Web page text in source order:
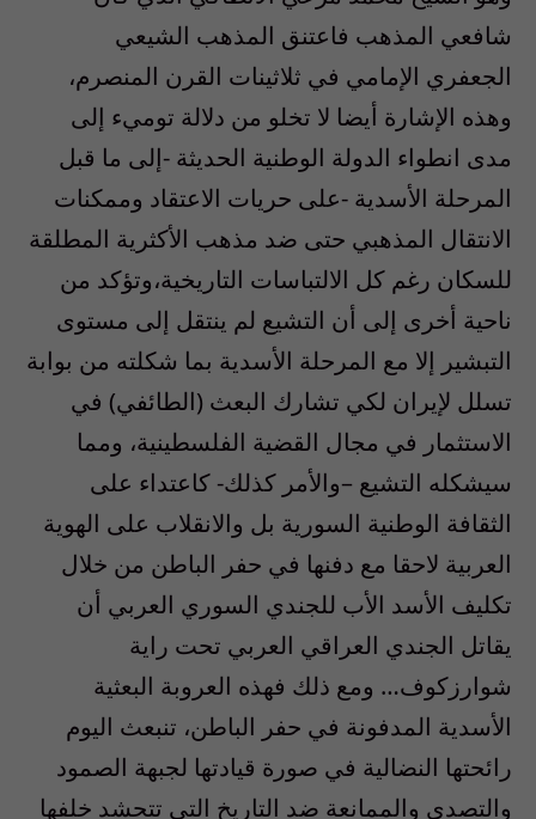
شافعي المذهب فاعتنق المذهب الشيعي
الجعفري الإمامي في ثلاثينات القرن المنصرم،
وهذه الإشارة أيضا لا تخلو من دلالة توميء إلى
مدى انطواء الدولة الوطنية الحديثة -إلى ما قبل
المرحلة الأسدية -على حريات الاعتقاد وممكنات
الانتقال المذهبي حتى ضد مذهب الأكثرية المطلقة
للسكان رغم كل الالتباسات التاريخية،وتؤكد من
ناحية أخرى إلى أن التشيع لم ينتقل إلى مستوى
التبشير إلا مع المرحلة الأسدية بما شكلته من بوابة
تسلل لإيران لكي تشارك البعث (الطائفي) في
الاستثمار في مجال القضية الفلسطينية، ومما
سيشكله التشيع –والأمر كذلك- كاعتداء على
الثقافة الوطنية السورية بل والانقلاب على الهوية
العربية لاحقا مع دفنها في حفر الباطن من خلال
تكليف الأسد الأب للجندي السوري العربي أن
يقاتل الجندي العراقي العربي تحت راية
شوارزكوف… ومع ذلك فهذه العروبة البعثية
الأسدية المدفونة في حفر الباطن، تنبعث اليوم
رائحتها النضالية في صورة قيادتها لجبهة الصمود
والتصدي والممانعة ضد التاريخ التي تتحشد خلفها